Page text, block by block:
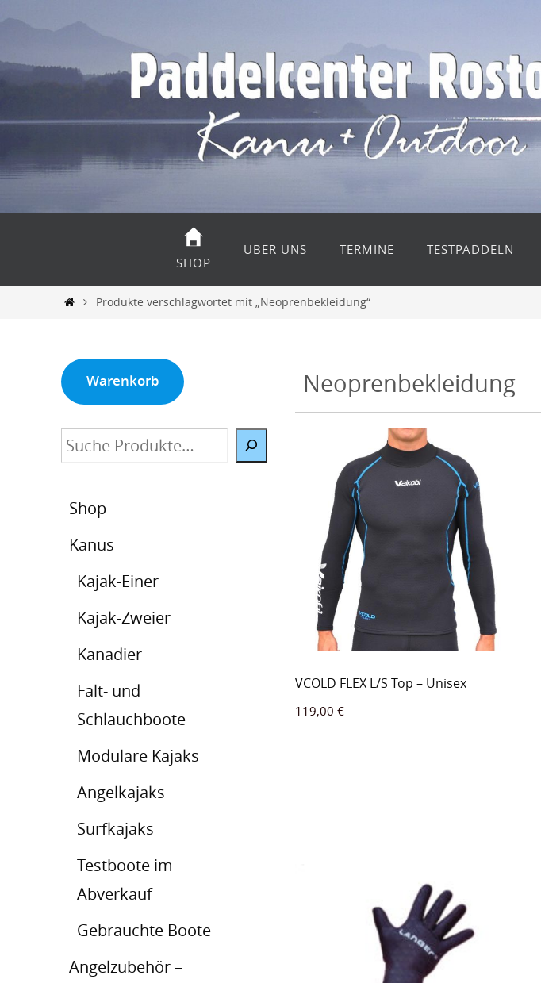
springen
SHOP
ÜBER UNS TERMINE TESTPADDELN
StartProdukte verschlagwortet mit „Neoprenbekleidung“
Neoprenbekleidung
VCOLD FLEX L/S Top – Unisex
119,00 €
Warenkorb
Suche
Shop
Kanus
Kajak-Einer
Kajak-Zweier
Kanadier
Falt- und
Schlauchboote
Modulare Kajaks
Angelkajaks
Surfkajaks
Testboote im
Abverkauf
Gebrauchte Boote
Angelzubehör –